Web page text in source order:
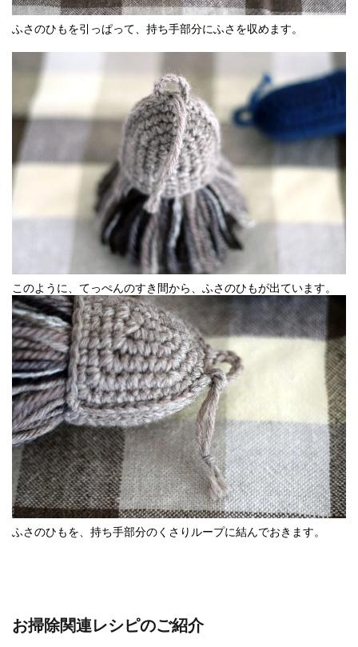
ふさのひもを引っぱって、持ち手部分にふさを収めます。
このように、てっぺんのすき間から、ふさのひもが出ています。
ふさのひもを、持ち手部分のくさりループに結んでおきます。
お掃除関連レシピのご紹介